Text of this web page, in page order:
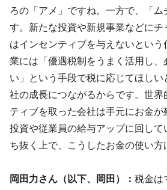
ろの「アメ」ですね。一方で、「ム
す。新たな投資や新規事業などにチ
はインセンティブを与えないとい
業には「優遇税制をうまく活用し、
い」という手段で税に応じてほしい
社の成長につながるからです。世界
ティブを取った会社は手元にお金
投資や従業員の給与アップに回して
ち抜く上で、こうしたお金の使い方
岡田力さん（以下、岡田）： 税金は